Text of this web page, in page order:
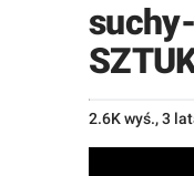
Pozostałe...
2.6K wyś.,3